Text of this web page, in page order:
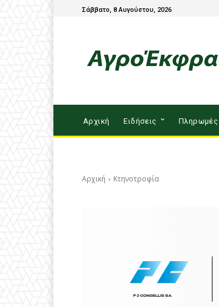
Σάββατο, 8 Αυγούστου, 2026
Αρχική Ειδήσεις Πληρωμές
Αρχική Κτηνοτροφία